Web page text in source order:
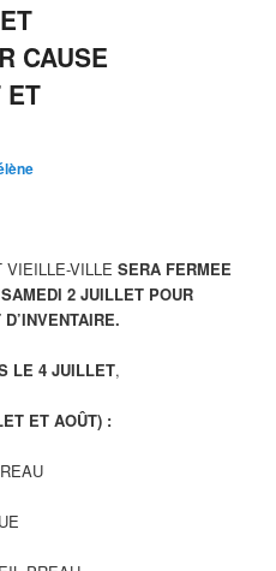
CAUSE
ET
VIEILLE-VILLESERA FERMEE
2 JUILLET POUR
LE 4 JUILLET,
ET AOÛT) :